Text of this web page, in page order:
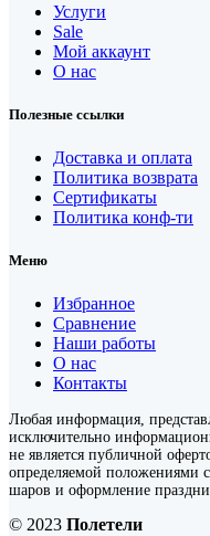
Услуги
Sale
Мой аккаунт
О нас
Полезные ссылки
Доставка и оплата
Политика возврата
Сертификаты
Политика конф-ти
Меню
Избранное
Сравнение
Наши работы
О нас
Контакты
Любая информация,
исключительно
не является публичной
определяемой положениями
шаров и оформление
© 2023 Полетели